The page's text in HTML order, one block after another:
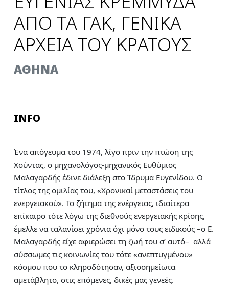
ΑΠΟ ΤΑ ΓΑΚ, ΓΕΝΙΚΑ
ΑΡΧΕΙΑ ΤΟΥ ΚΡΑΤΟΥΣ
AΘΗΝΑ
INFO
Ένα απόγευμα του 1974, λίγο πριν την πτώση της
Χούντας, ο μηχανολόγος-μηχανικός Ευθύμιος
Μαλαγαρδής έδινε διάλεξη στο Ίδρυμα Ευγενίδου. Ο
τίτλος της ομιλίας του, «Χρονικαί μεταστάσεις του
ενεργειακού». Το ζήτημα της ενέργειας, ιδιαίτερα
επίκαιρο τότε λόγω της διεθνούς ενεργειακής κρίσης,
έμελλε να ταλανίσει χρόνια όχι μόνο τους ειδικούς –ο Ε.
Μαλαγαρδής είχε αφιερώσει τη ζωή του σ’ αυτό– αλλά
σύσσωμες τις κοινωνίες του τότε «ανεπτυγμένου»
κόσμου που το κληροδότησαν, αξιοσημείωτα
αμετάβλητο, στις επόμενες, δικές μας γενεές.